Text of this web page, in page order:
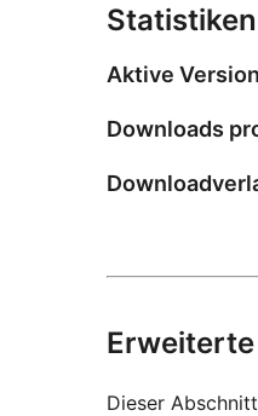
Statistiken
Aktive
Downloads
Dieser